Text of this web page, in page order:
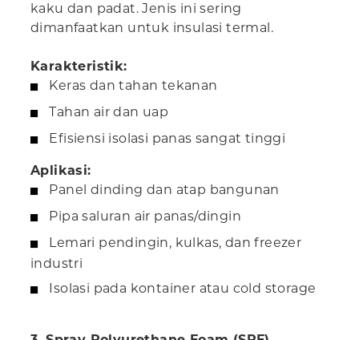
kaku dan padat. Jenis ini sering
dimanfaatkan untuk insulasi termal.
Karakteristik:
Keras dan tahan tekanan
Tahan air dan uap
Efisiensi isolasi panas sangat tinggi
Aplikasi:
Panel dinding dan atap bangunan
Pipa saluran air panas/dingin
Lemari pendingin, kulkas, dan freezer
industri
Isolasi pada kontainer atau cold storage